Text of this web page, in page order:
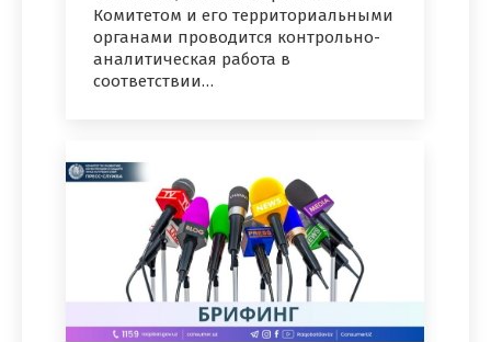
Комитетом и его территориальными
органами проводится контрольно-
аналитическая работа в
соответствии…